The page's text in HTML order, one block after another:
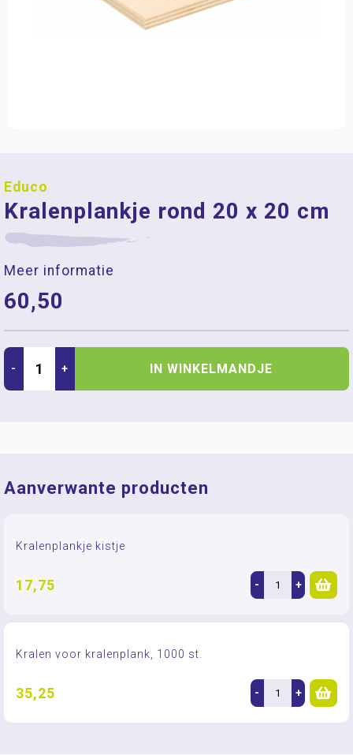
Educo
Kralenplankje rond 20 x 20 cm
Meer informatie
60,50
- + IN WINKELMANDJE
Aanverwante producten
Kralenplankje kistje
17,75 - +
Kralen voor kralenplank, 1000 st.
35,25 - +